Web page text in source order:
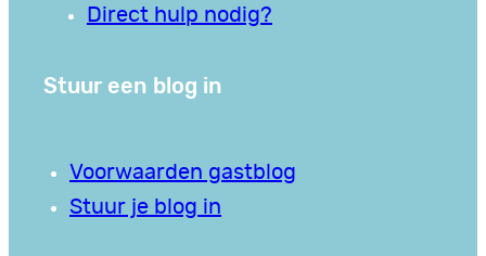
Direct hulp nodig?
Stuur een blog in
Voorwaarden gastblog
Stuur je blog in